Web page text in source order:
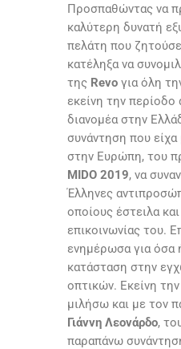
Προσπαθώντας να
καλύτερη δυνατή
πελάτη που
κατέληξα να
της Revo για όλη
εκείνη την περίοδο
διανομέα στην
συνάντηση που
στην Ευρώπη, του
MIDO 2019, να
Έλληνες
οποίους έστειλα
επικοινωνίας του.
ενημέρωσα για όσα
κατάσταση στην
οπτικών. Εκείνη
μιλήσω και με τον
Γιάννη Λεονάρδο,
παραπάνω